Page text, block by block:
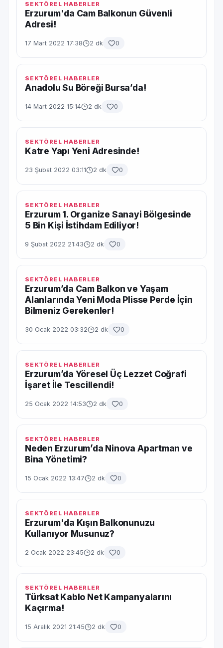
SEKTÖREL HABERLER
Erzurum'da Cam Balkonun Güvenli
Adresi!
17 Mart 2022 17:38 2 dk 0
SEKTÖREL HABERLER
Anadolu Su Böreği Bursa’da!
14 Mart 2022 15:14 2 dk 0
SEKTÖREL HABERLER
Katre Yapı Yeni Adresinde!
23 Şubat 2022 03:11 2 dk 0
SEKTÖREL HABERLER
Erzurum 1. Organize Sanayi Bölgesinde
5 Bin Kişi İstihdam Ediliyor!
9 Şubat 2022 21:43 2 dk 0
SEKTÖREL HABERLER
Erzurum’da Cam Balkon ve Yaşam
Alanlarında Yeni Moda Plisse Perde İçin
Bilmeniz Gerekenler!
30 Ocak 2022 03:32 2 dk 0
SEKTÖREL HABERLER
Erzurum’da Yöresel Üç Lezzet Coğrafi
İşaret İle Tescillendi!
25 Ocak 2022 14:53 2 dk 0
SEKTÖREL HABERLER
Neden Erzurum’da Ninova Apartman ve
Bina Yönetimi?
15 Ocak 2022 13:47 2 dk 0
SEKTÖREL HABERLER
Erzurum'da Kışın Balkonunuzu
Kullanıyor Musunuz?
2 Ocak 2022 23:45 2 dk 0
SEKTÖREL HABERLER
Türksat Kablo Net Kampanyalarını
Kaçırma!
15 Aralık 2021 21:45 2 dk 0